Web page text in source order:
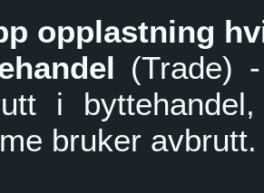
opplastning
(Trade)
i
bruker avbrutt.